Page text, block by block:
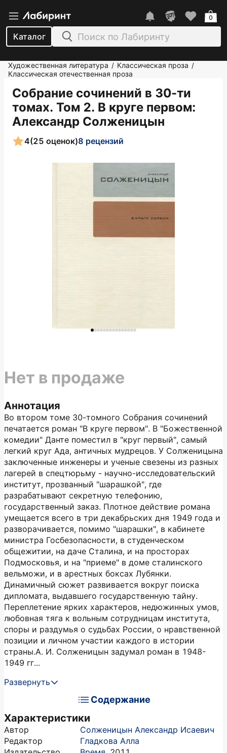
Каталог
0
Художественная литература / Классическая проза /
Классическая отечественная проза
Собрание сочинений в 30-ти
томах. Том 2. В круге первом:
Александр Солженицын
4(25 оценок)8 рецензий
Аннотация
Во втором томе 30-томного Собрания сочинений
печатается роман "В круге первом". В "Божественной
комедии" Данте поместил в "круг первый", самый
легкий круг Ада, античных мудрецов. У Солженицына
заключенные инженеры и ученые свезены из разных
лагерей в спецтюрьму - научно-исследовательский
институт, прозванный "шарашкой", где
разрабатывают секретную телефонию,
государственный заказ. Плотное действие романа
умещается всего в три декабрьских дня 1949 года и
разворачивается, помимо "шарашки", в кабинете
министра Госбезопасности, в студенческом
общежитии, на даче Сталина, и на просторах
Подмосковья, и на "приеме" в доме сталинского
вельможи, и в арестных боксах Лубянки.
Динамичный сюжет развивается вокруг поиска
дипломата, выдавшего государственную тайну.
Переплетение ярких характеров, недюжинных умов,
любовная тяга к вольным сотрудницам института,
споры и раздумья о судьбах России, о нравственной
позиции и личном участии каждого в истории
страны.А. И. Солженицын задумал роман в 1948-
1949 гг...
Развернуть
Содержание
Характеристики
Автор
Солженицын Александр Исаевич
Редактор
Гладкова Алла
Нет в продаже